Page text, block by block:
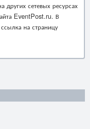
других сетевых ресурсах
EventPost.ru. В
на страницу